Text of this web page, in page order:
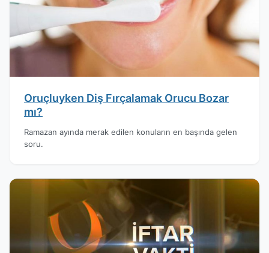
Oruçluyken Diş Fırçalamak Orucu Bozar
mı?
Ramazan ayında merak edilen konuların en başında gelen
soru.